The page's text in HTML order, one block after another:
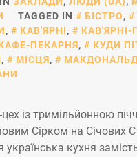
TAGGED IN БІСТРО,
, КАВ'ЯРНІ, КАВ'ЯРНІ-
ПЕКАРНЯ, КУДИ
, МІСЦЯ,
із тримільйонною
Сірком на Січових
кухня